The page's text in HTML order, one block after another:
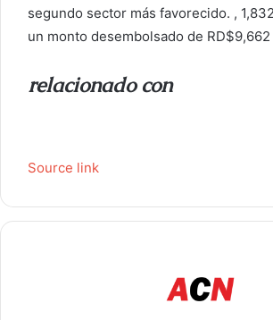
segundo sector más favorecido. ,
un monto desembolsado de
relacionado con
Source link